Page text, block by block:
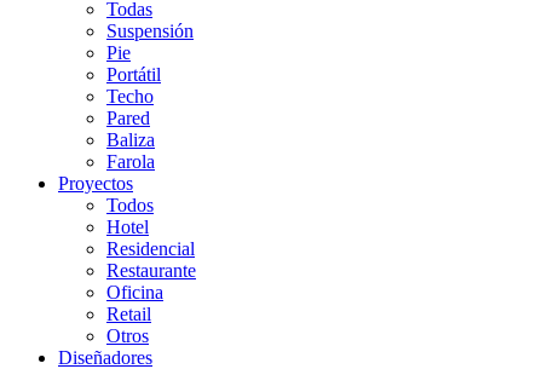
Todas
Suspensión
Pie
Portátil
Techo
Pared
Baliza
Farola
Proyectos
Todos
Hotel
Residencial
Restaurante
Oficina
Retail
Otros
Diseñadores